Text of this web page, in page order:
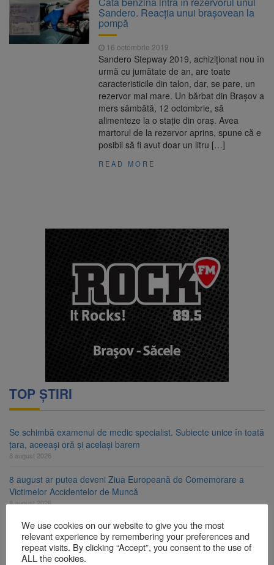
Nivelul Dunării a început să crească
8 august 2026
Asociația Română pentru
Iluminat cere reducerea luminii pe timpul
nopții, nu oprirea iluminatului public
Trafic blocat pe DN1E Brașov
– Poiana Brașov după un accident. Două
persoane primesc îngrijiri medicale
Se schimbă examenul de
medic specialist. Subiecte unice în toată țara,
aceeași oră și același barem
Sandero. Reacția unui brașovean la
pompă
16 octombrie 2019
Sandero Stepway 2019, achiziţionat nou în
urmă cu jumătate de an, are toate
caracteristicile din talon, dar, se pare, un
rezervor mai mare. Un bărbat din Braşov a
mers sâmbătă, 12 octombrie, să
alimenteze la o staţie din oraş. Avea
martorul de la rezervor aprins, spune că e
posibil să fi avut doar un litru […]
READ MORE
TOP ȘTIRI
Se schimbă examenul de medic specialist. Subiecte unice în toată
țara, aceeași oră și același barem
8 august 2026
8 august ar putea deveni Ziua Europeană de Comemorare a
Victimelor Accidentelor de Muncă
8 august 2026
Am început demolarea fostului complex Duplex 91, de lângă Piața
Star
8 august 2026
We use cookies on our website to give you the most
relevant experience by remembering your preferences and
repeat visits. By clicking “Accept”, you consent to the use of
ALL the cookies.